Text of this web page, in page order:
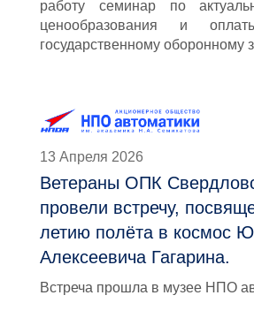
работу семинар по
ценообразования и
государственному оборонному
13 Апреля 2026
Ветераны ОПК
провели встречу,
летию полёта в космос
Алексеевича Гагарина.
Встреча прошла в музее НПО